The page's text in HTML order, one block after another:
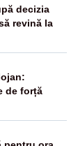
decizia
revină la
de forță